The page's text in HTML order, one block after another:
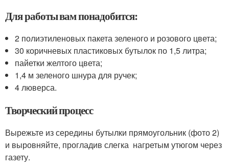
Для работы вам понадобится:
2 полиэтиленовых пакета зеленого и розового цвета;
30 коричневых пластиковых бутылок по 1,5 литра;
пайетки желтого цвета;
1,4 м зеленого шнура для ручек;
4 люверса.
Творческий процесс
Вырежьте из середины бутылки прямоугольник (фото 2)
и выровняйте, прогладив слегка нагретым утюгом через
газету.